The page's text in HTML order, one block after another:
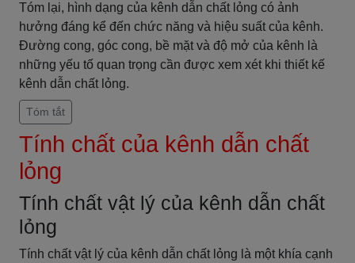
Tóm lại, hình dạng của kênh dẫn chất lỏng có ảnh
hưởng đáng kể đến chức năng và hiệu suất của kênh.
Đường cong, góc cong, bề mặt và độ mở của kênh là
những yếu tố quan trọng cần được xem xét khi thiết kế
kênh dẫn chất lỏng.
Tóm tắt
Tính chất của kênh dẫn chất
lỏng
Tính chất vật lý của kênh dẫn chất
lỏng
Tính chất vật lý của kênh dẫn chất lỏng là một khía cạnh